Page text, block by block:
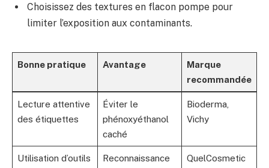
Choisissez des textures en flacon pompe pour
limiter l’exposition aux contaminants.
Bonne pratique Avantage
Marque
recommandée
Lecture attentive
des étiquettes
Éviter le
phénoxyéthanol
caché
Bioderma,
Vichy
Utilisation d’outils
Reconnaissance
QuelCosmetic